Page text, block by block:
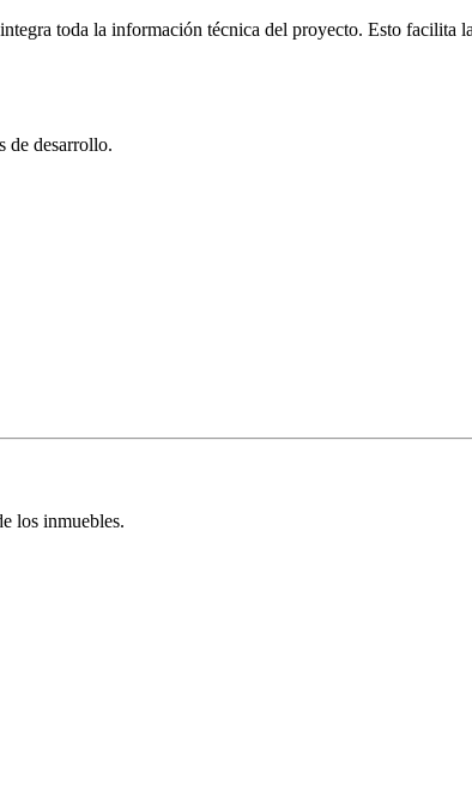
toda la información técnica del proyecto. Esto facilita
de desarrollo.
los inmuebles.